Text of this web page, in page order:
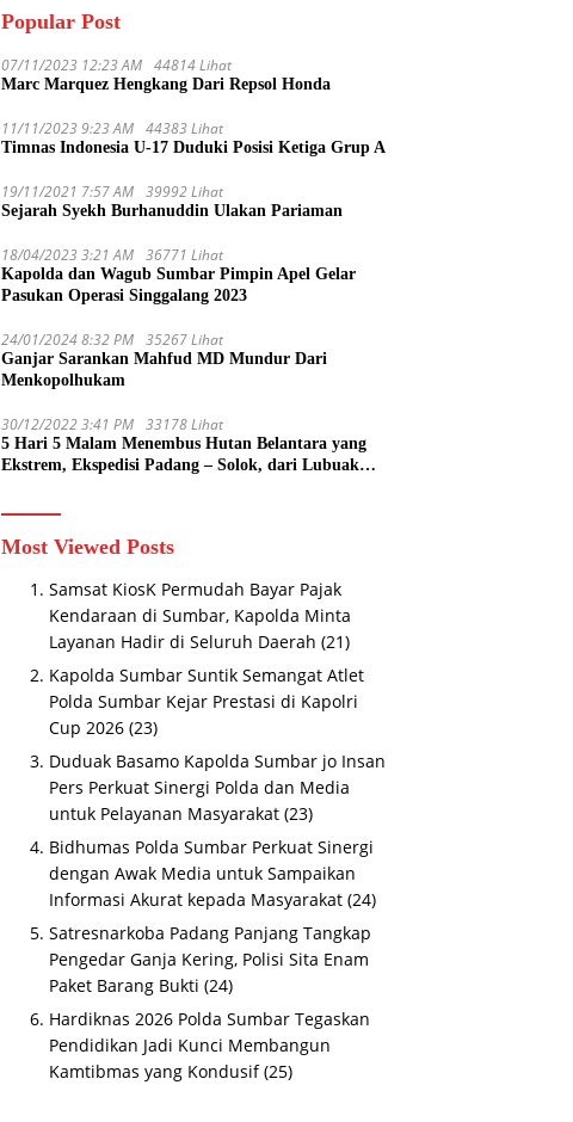
Popular Post
07/11/2023 12:23 AM 44814 Lihat
Marc Marquez Hengkang Dari Repsol Honda
11/11/2023 9:23 AM 44383 Lihat
Timnas Indonesia U-17 Duduki Posisi Ketiga Grup A
19/11/2021 7:57 AM 39992 Lihat
Sejarah Syekh Burhanuddin Ulakan Pariaman
18/04/2023 3:21 AM 36771 Lihat
Kapolda dan Wagub Sumbar Pimpin Apel Gelar
Pasukan Operasi Singgalang 2023
24/01/2024 8:32 PM 35267 Lihat
Ganjar Sarankan Mahfud MD Mundur Dari
Menkopolhukam
30/12/2022 3:41 PM 33178 Lihat
5 Hari 5 Malam Menembus Hutan Belantara yang
Ekstrem, Ekspedisi Padang – Solok, dari Lubuak
Most Viewed Posts
Samsat KiosK Permudah Bayar Pajak
Kendaraan di Sumbar, Kapolda Minta
Layanan Hadir di Seluruh Daerah (21)
Kapolda Sumbar Suntik Semangat Atlet
Polda Sumbar Kejar Prestasi di Kapolri
Cup 2026 (23)
Duduak Basamo Kapolda Sumbar jo Insan
Pers Perkuat Sinergi Polda dan Media
untuk Pelayanan Masyarakat (23)
Bidhumas Polda Sumbar Perkuat Sinergi
dengan Awak Media untuk Sampaikan
Informasi Akurat kepada Masyarakat (24)
Satresnarkoba Padang Panjang Tangkap
Pengedar Ganja Kering, Polisi Sita Enam
Paket Barang Bukti (24)
Hardiknas 2026 Polda Sumbar Tegaskan
Pendidikan Jadi Kunci Membangun
Kamtibmas yang Kondusif (25)